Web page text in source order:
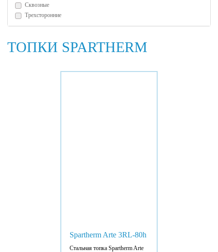
Сквозные
Трехсторонние
ТОПКИ SPARTHERM
Spartherm Arte 3RL-80h
Стальная топка Spartherm Arte